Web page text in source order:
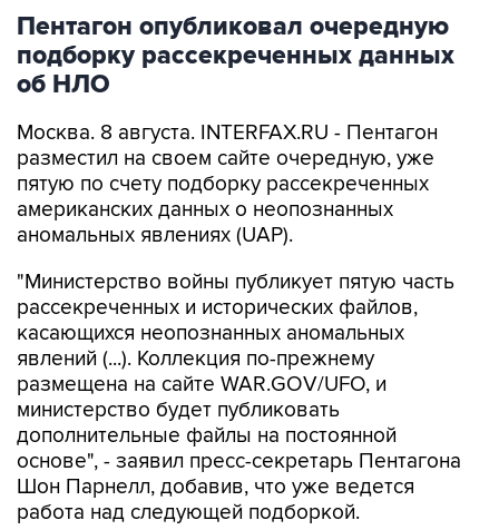
Пентагон опубликовал очередную
подборку рассекреченных данных
об НЛО
Москва. 8 августа. INTERFAX.RU - Пентагон
разместил на своем сайте очередную, уже
пятую по счету подборку рассекреченных
американских данных о неопознанных
аномальных явлениях (UAP).
"Министерство войны публикует пятую часть
рассекреченных и исторических файлов,
касающихся неопознанных аномальных
явлений (...). Коллекция по-прежнему
размещена на сайте WAR.GOV/UFO, и
министерство будет публиковать
дополнительные файлы на постоянной
основе", - заявил пресс-секретарь Пентагона
Шон Парнелл, добавив, что уже ведется
работа над следующей подборкой.